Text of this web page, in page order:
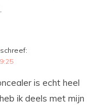
schreef:
is echt heel
ik deels met mijn